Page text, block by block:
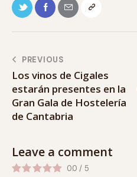
PREVIOUS
Los vinos de Cigales
estarán presentes en la
Gran Gala de Hostelería
de Cantabria
Leave a comment
0.0 / 5